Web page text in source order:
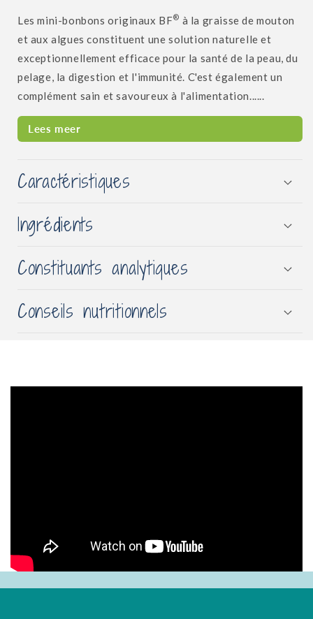
Les mini-bonbons originaux BF® à la graisse de mouton
et aux algues constituent une solution naturelle et
exceptionnellement efficace pour la santé de la peau, du
pelage, la digestion et l'immunité. C'est également un
complément sain et savoureux à l'alimentation......
Lees meer
Caractéristiques
Ingrédients
Constituants analytiques
Conseils nutritionnels